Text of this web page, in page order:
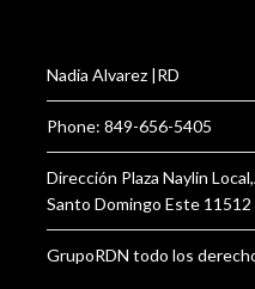
Nadia Alvarez |RD
Phone: 849-656-5405
Dirección Plaza Naylin
Santo Domingo Este 11512
GrupoRDN todo los